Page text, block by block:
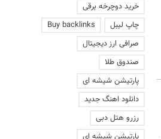
خرید دوچرخه برقی
چاپ لیبل
Buy backlinks
صرافی ارز دیجیتال
صندوق طلا
پارتیشن شیشه ای
دانلود اهنگ جدید
رزرو هتل دبی
پارتیشن شیشه ای